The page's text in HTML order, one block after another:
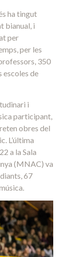
ha tingut
bianual, i
per
per les
350
escoles de
i
participant,
obres del
L’última
a la Sala
(MNAC) va
67